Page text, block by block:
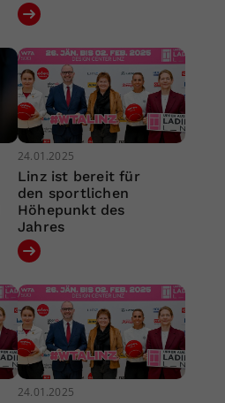
24.01.2025
Linz ist bereit für
den sportlichen
Höhepunkt des
Jahres
24.01.2025